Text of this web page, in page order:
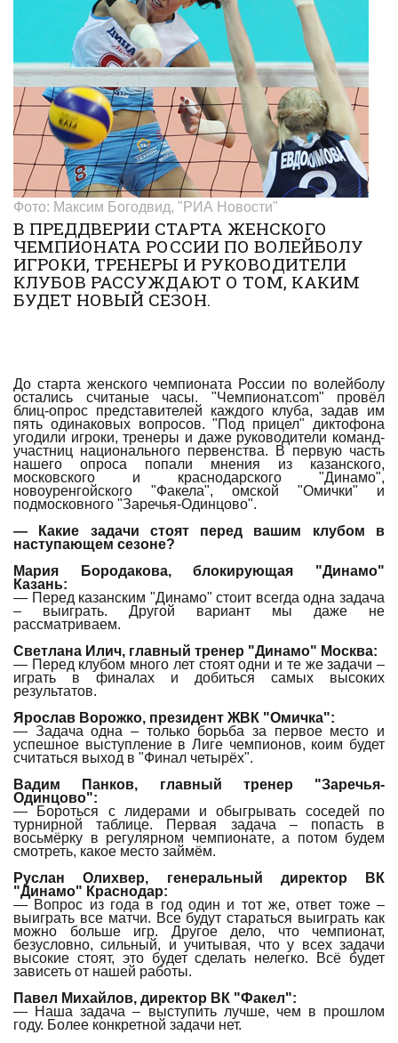
Фото: Максим Богодвид, "РИА Новости"
В ПРЕДДВЕРИИ СТАРТА ЖЕНСКОГО
ЧЕМПИОНАТА РОССИИ ПО ВОЛЕЙБОЛУ
ИГРОКИ, ТРЕНЕРЫ И РУКОВОДИТЕЛИ
КЛУБОВ РАССУЖДАЮТ О ТОМ, КАКИМ
БУДЕТ НОВЫЙ СЕЗОН.
До старта женского чемпионата России по волейболу
остались считаные часы. "Чемпионат.com" провёл
блиц-опрос представителей каждого клуба, задав им
пять одинаковых вопросов. "Под прицел" диктофона
угодили игроки, тренеры и даже руководители команд-
участниц национального первенства. В первую часть
нашего опроса попали мнения из казанского,
московского и краснодарского "Динамо",
новоуренгойского "Факела", омской "Омички" и
подмосковного "Заречья-Одинцово".
— Какие задачи стоят перед вашим клубом в
наступающем сезоне?
Мария Бородакова, блокирующая "Динамо"
Казань:
— Перед казанским "Динамо" стоит всегда одна задача
– выиграть. Другой вариант мы даже не
рассматриваем.
Светлана Илич, главный тренер "Динамо" Москва:
— Перед клубом много лет стоят одни и те же задачи –
играть в финалах и добиться самых высоких
результатов.
Ярослав Ворожко, президент ЖВК "Омичка":
— Задача одна – только борьба за первое место и
успешное выступление в Лиге чемпионов, коим будет
считаться выход в "Финал четырёх".
Вадим Панков, главный тренер "Заречья-
Одинцово":
— Бороться с лидерами и обыгрывать соседей по
турнирной таблице. Первая задача – попасть в
восьмёрку в регулярном чемпионате, а потом будем
смотреть, какое место займём.
Руслан Олихвер, генеральный директор ВК
"Динамо" Краснодар:
— Вопрос из года в год один и тот же, ответ тоже –
выиграть все матчи. Все будут стараться выиграть как
можно больше игр. Другое дело, что чемпионат,
безусловно, сильный, и учитывая, что у всех задачи
высокие стоят, это будет сделать нелегко. Всё будет
зависеть от нашей работы.
Павел Михайлов, директор ВК "Факел":
— Наша задача – выступить лучше, чем в прошлом
году. Более конкретной задачи нет.